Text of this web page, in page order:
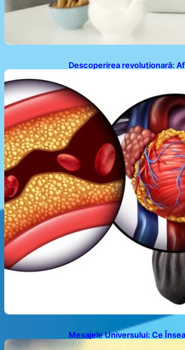
Descoperirea revoluționară:
Mesajele Universului: Ce